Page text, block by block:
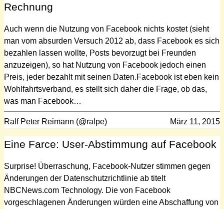
Rechnung
Auch wenn die Nutzung von Facebook nichts kostet (sieht
man vom absurden Versuch 2012 ab, dass Facebook es sich
bezahlen lassen wollte, Posts bevorzugt bei Freunden
anzuzeigen), so hat Nutzung von Facebook jedoch einen
Preis, jeder bezahlt mit seinen Daten.Facebook ist eben kein
Wohlfahrtsverband, es stellt sich daher die Frage, ob das,
was man Facebook…
Ralf Peter Reimann (@ralpe) März 11, 2015
Eine Farce: User-Abstimmung auf Facebook
Surprise! Überraschung, Facebook-Nutzer stimmen gegen
Änderungen der Datenschutzrichtlinie ab titelt
NBCNews.com Technology. Die von Facebook
vorgeschlagenen Änderungen würden eine Abschaffung von